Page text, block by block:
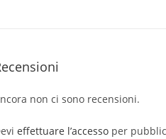
non ci sono recensioni.
effettuare l’accesso per